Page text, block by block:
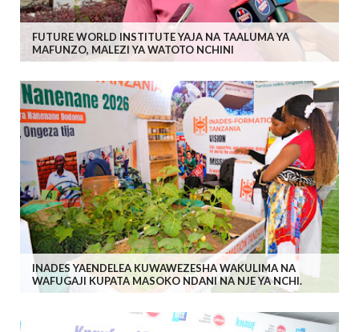
FUTURE WORLD INSTITUTE YAJA NA TAALUMA YA
MAFUNZO, MALEZI YA WATOTO NCHINI
INADES YAENDELEA KUWAWEZESHA WAKULIMA NA
WAFUGAJI KUPATA MASOKO NDANI NA NJE YA NCHI.